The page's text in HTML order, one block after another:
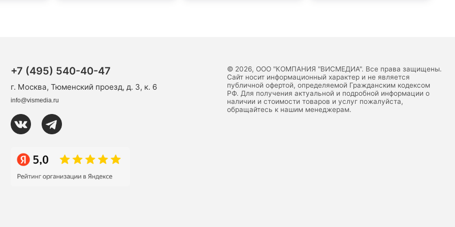
+7 (495) 540-40-47
г. Москва, Тюменский проезд, д. 3, к. 6
info@vismedia.ru
© 2026, ООО "КОМПАНИЯ "ВИСМЕДИА". Все права защищены.
Сайт носит информационный характер и не является
публичной офертой, определяемой Гражданским кодексом
РФ. Для получения актуальной и подробной информации о
наличии и стоимости товаров и услуг пожалуйста,
обращайтесь к нашим менеджерам.